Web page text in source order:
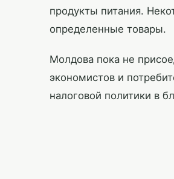
продукты питания.
определенные товары.
Молдова пока не
экономистов и
налоговой политики в